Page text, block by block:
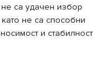
са удачен избор
не са способни
и стабилност